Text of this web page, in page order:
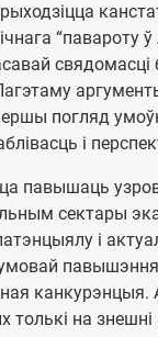
погляд
і
павышаць
сектары
і
толькі на